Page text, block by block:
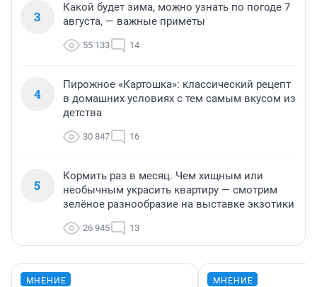
3
Какой будет зима, можно узнать по погоде 7
августа, — важные приметы
55 133 14
4
Пирожное «Картошка»: классический рецепт
в домашних условиях с тем самым вкусом из
детства
30 847 16
5
Кормить раз в месяц. Чем хищным или
необычным украсить квартиру — смотрим
зелёное разнообразие на выставке экзотики
26 945 13
МНЕНИЕ МНЕНИЕ